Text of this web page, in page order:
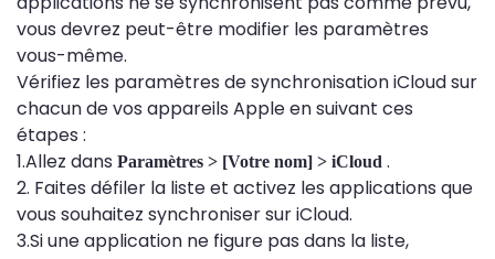
vous devrez peut-être modifier les paramètres
vous-même.
Vérifiez les paramètres de synchronisation iCloud sur
chacun de vos appareils Apple en suivant ces
étapes :
1.Allez dans Paramètres > [Votre nom] > iCloud .
2. Faites défiler la liste et activez les applications que
vous souhaitez synchroniser sur iCloud.
3.Si une application ne figure pas dans la liste,